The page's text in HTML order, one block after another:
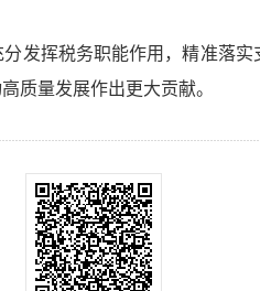
发挥税务职能作用，精准落
质量发展作出更大贡献。